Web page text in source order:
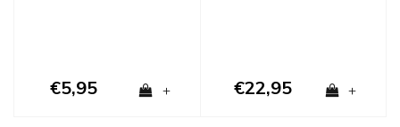
€5,95 + €22,95 +